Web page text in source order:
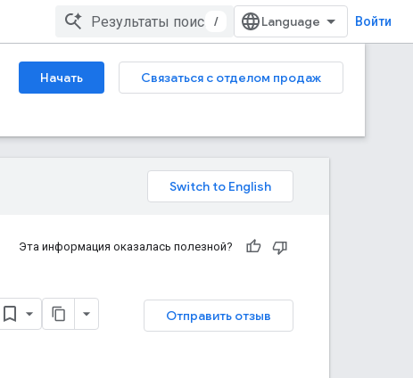
/ Войти
Начать
Связаться с отделом продаж
Эта информация оказалась полезной?
Отправить отзыв